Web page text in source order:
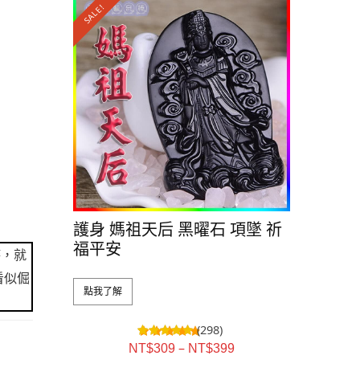
就
似倔
SALE!
護身 媽祖天后 黑曜石 項墜 祈
福平安
點我了解
(298)
NT$309 – NT$399